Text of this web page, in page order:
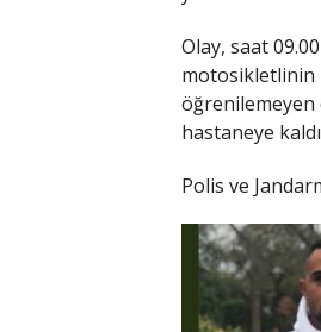
Olay, saat
motosikletlinin
hastaneye
Polis ve